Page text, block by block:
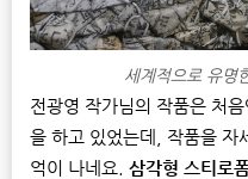
세계적으로 유명
전광영 작가님의 작품은 처
을 하고 있었는데, 작품을 자
억이 나네요. 삼각형 스티로